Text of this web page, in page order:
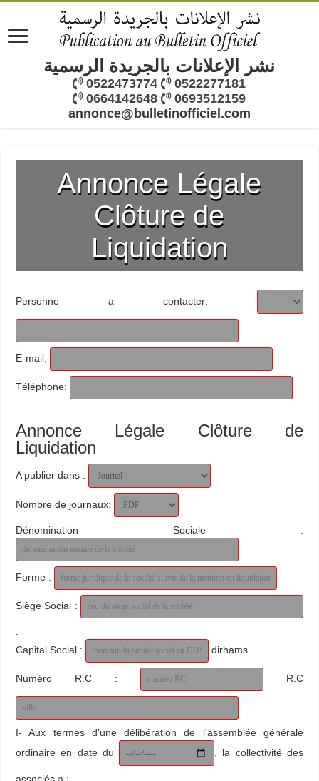
نشر الإعلانات بالجريدة الرسمية
0522473774
0522277181
0664142648
0693512159
annonce@bulletinofficiel.com
Annonce Légale
Clôture de
Liquidation
Personne a contacter:
E-mail:
Téléphone:
Annonce Légale Clôture de
Liquidation
A publier dans :
Nombre de journaux:
Dénomination Sociale :
Forme :
Siège Social :
Capital Social :
dirhams.
Numéro R.C : R.C
I- Aux termes d’une délibération de l’assemblée générale
ordinaire en date du
, la collectivité des